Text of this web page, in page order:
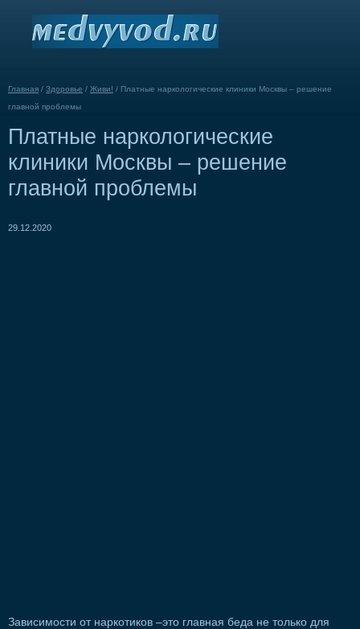
Главная / Здоровье / Живи! / Платные наркологические клиники Москвы – решение
главной проблемы
Платные наркологические
клиники Москвы – решение
главной проблемы
29.12.2020
Зависимости от наркотиков –это главная беда не только для